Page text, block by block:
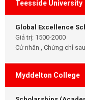
Teesside University
Global Excellence
Giá trị: 1500-2000
Cử nhân , Chứng chỉ
Myddelton College